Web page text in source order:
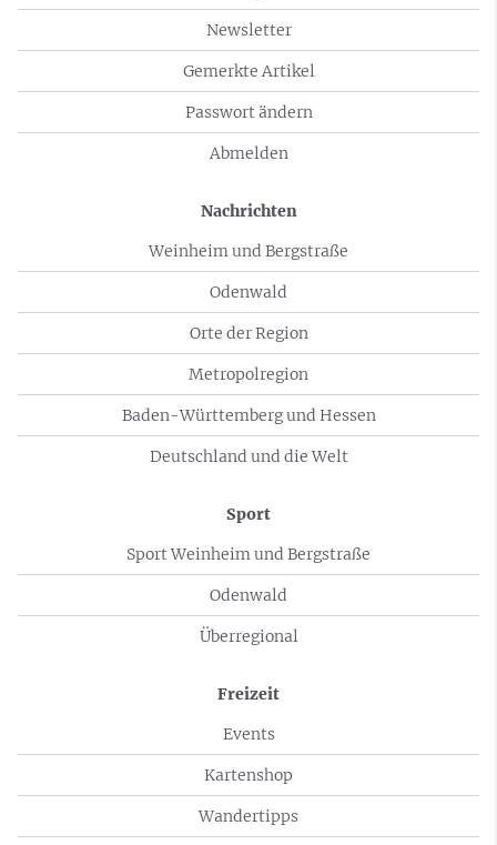
Newsletter
Gemerkte Artikel
Passwort ändern
Abmelden
Nachrichten
Weinheim und Bergstraße
Odenwald
Orte der Region
Metropolregion
Baden-Württemberg und Hessen
Deutschland und die Welt
Sport
Sport Weinheim und Bergstraße
Odenwald
Überregional
Freizeit
Events
Kartenshop
Wandertipps